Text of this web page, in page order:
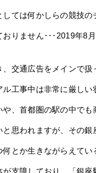
しては何かしらの競技の
おりません･･･2019年8月
、交通広告をメインで扱
ル工事中は非常に厳しい
や、首都圏の駅の中で
思われますが、その銀
とか生きながらえてい